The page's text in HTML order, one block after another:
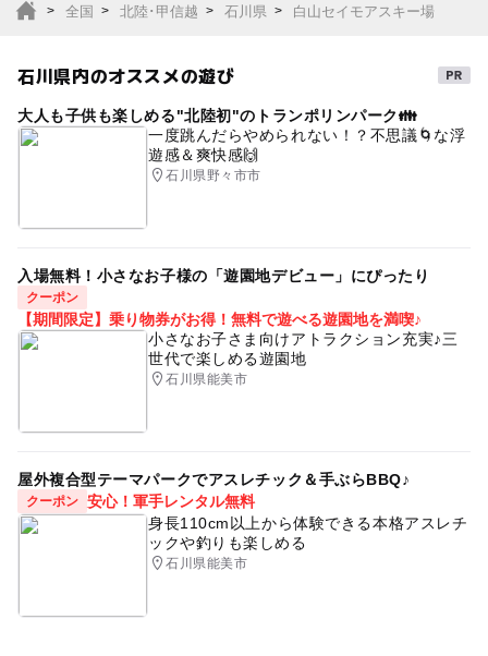
全国 北陸･甲信越 石川県 白山セイモアスキー場
石川県内のオススメの遊び
大人も子供も楽しめる"北陸初"のトランポリンパーク👪
一度跳んだらやめられない！？不思議🌀な浮
遊感＆爽快感🙌
石川県野々市市
入場無料！小さなお子様の「遊園地デビュー」にぴったり
クーポン
【期間限定】乗り物券がお得！無料で遊べる遊園地を満喫♪
小さなお子さま向けアトラクション充実♪三
世代で楽しめる遊園地
石川県能美市
屋外複合型テーマパークでアスレチック＆手ぶらBBQ♪
クーポン 安心！軍手レンタル無料
身長110cm以上から体験できる本格アスレチ
ックや釣りも楽しめる
石川県能美市